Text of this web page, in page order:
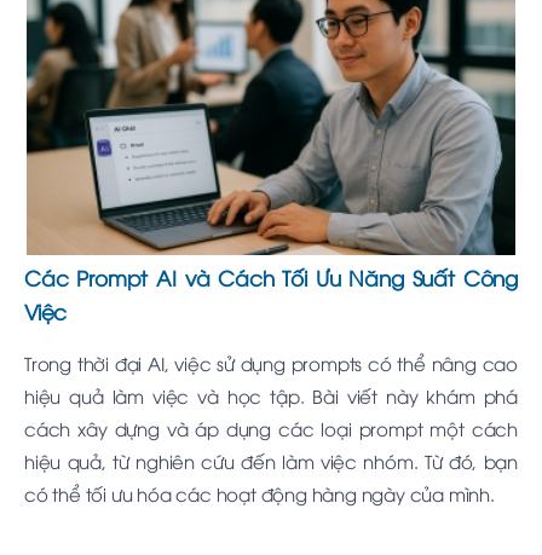
Các Prompt AI và Cách Tối Ưu Năng Suất Công
Việc
Trong thời đại AI, việc sử dụng prompts có thể nâng cao
hiệu quả làm việc và học tập. Bài viết này khám phá
cách xây dựng và áp dụng các loại prompt một cách
hiệu quả, từ nghiên cứu đến làm việc nhóm. Từ đó, bạn
có thể tối ưu hóa các hoạt động hàng ngày của mình.